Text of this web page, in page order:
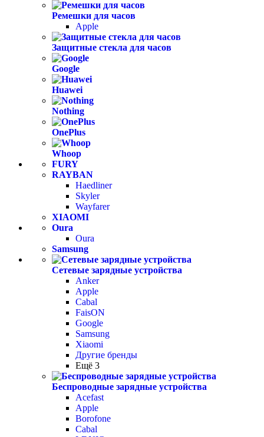
Ремешки для часов
Apple
Защитные стекла для часов
Google
Huawei
Nothing
OnePlus
Whoop
FURY
RAYBAN
Haedliner
Skyler
Wayfarer
XIAOMI
Oura
Oura
Samsung
Сетевые зарядные устройства
Anker
Apple
Cabal
FaisON
Google
Samsung
Xiaomi
Другие бренды
Ещё 3
Беспроводные зарядные устройства
Acefast
Apple
Borofone
Cabal